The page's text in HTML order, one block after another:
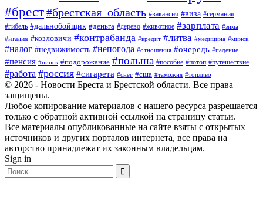
#брест#брестская_область #вакансия #виза #германия
#гибель #дальнобойщик #деньга #дерево #животное #зарплата #зима
#италия #козловичи #контрабанда #кредит #литва #медицина #минск
#налог #недвижимость #непогода #отношения #очередь #падение
#пенсия #пинск #подорожание #польша #пособие #потоп #путешествие
#работа #россия #сигарета #снег #сша #таможня #топливо
© 2026 - Новости Бреста и Брестской области. Все права
защищены.
Любое копирование материалов с нашего ресурса разрешается
только с обратной активной ссылкой на страницу статьи.
Все материалы опубликованные на сайте взяты с открытых
источников и других порталов интернета, все права на
авторство принадлежат их законным владельцам.
Sign in